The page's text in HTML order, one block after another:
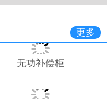
更多
无功补偿柜